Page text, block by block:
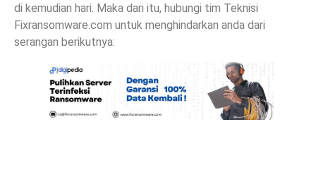
di kemudian hari. Maka dari itu, hubungi tim Teknisi
Fixransomware.com untuk menghindarkan anda dari
serangan berikutnya: